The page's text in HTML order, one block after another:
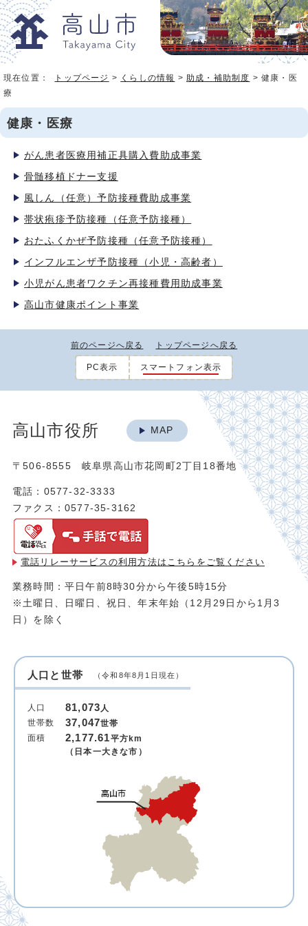
現在位置： トップページ > くらしの情報 >助成・補助制度 > 健康・医
療
健康・医療
がん患者医療用補正具購入費助成事業
骨髄移植ドナー支援
風しん（任意）予防接種費助成事業
帯状疱疹予防接種（任意予防接種）
おたふくかぜ予防接種（任意予防接種）
インフルエンザ予防接種（小児・高齢者）
小児がん患者ワクチン再接種費用助成事業
高山市健康ポイント事業
前のページへ戻る トップページへ戻る
PC表示 スマートフォン表示
高山市役所 MAP
〒506-8555 岐阜県高山市花岡町2丁目18番地
電話：0577-32-3333
ファクス：0577-35-3162
電話リレーサービスの利用方法は こちらをご覧ください
業務時間：平日午前8時30分から午後5時15分
※土曜日、日曜日、祝日、年末年始（12月29日から1月3
日）を除く
人口と世帯 （令和8年8月1日現在）
人口 81,073人
世帯数
37,047世帯
面積
2,177.61平方km
（日本一大きな市）